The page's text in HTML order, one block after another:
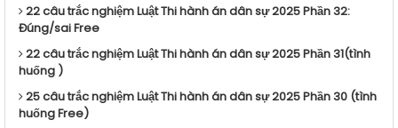
22 câu trắc nghiệm Luật Thi hành án dân sự 2025 Phần 32:
Đúng/sai Free
22 câu trắc nghiệm Luật Thi hành án dân sự 2025 Phần 31(tình
huống )
25 câu trắc nghiệm Luật Thi hành án dân sự 2025 Phần 30 (tình
huống Free)